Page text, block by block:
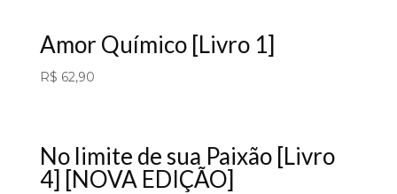
Amor Químico [Livro 1]
R$ 62,90
No limite de sua Paixão [Livro
4] [NOVA EDIÇÃO]